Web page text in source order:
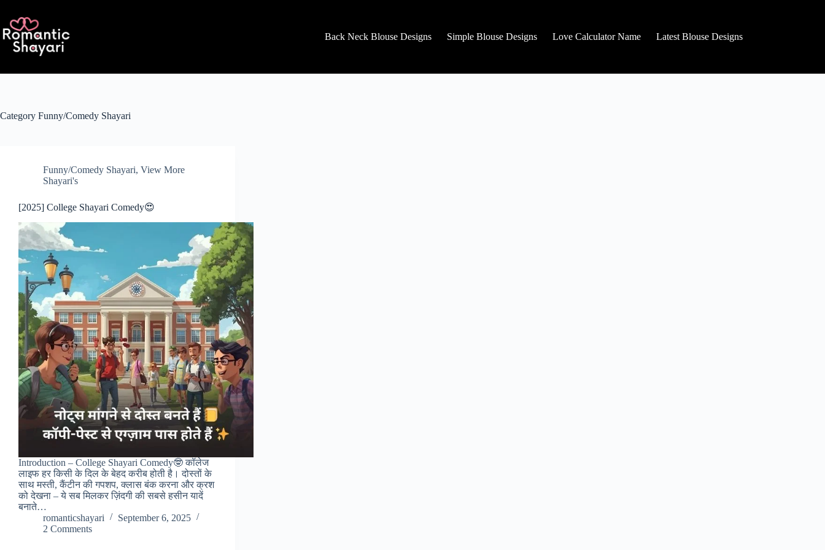
content
Back Neck Blouse Designs
Simple Blouse Designs Love Calculator Name Latest Blouse Designs
Category Funny/Comedy Shayari
Funny/Comedy Shayari, View More
Shayari's
[2025] College Shayari Comedy😍
Introduction – College Shayari Comedy🤓 कॉलेज
लाइफ हर किसी के दिल के बेहद करीब होती है। दोस्तों के
साथ मस्ती, कैंटीन की गपशप, क्लास बंक करना और क्रश
को देखना – ये सब मिलकर ज़िंदगी की सबसे हसीन यादें
बनाते…
romanticshayari
September 6, 2025
2 Comments